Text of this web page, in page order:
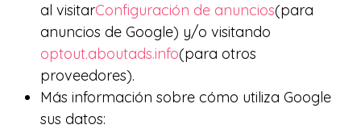
al visitarConfiguración de anuncios(para
anuncios de Google) y/o visitando
optout.aboutads.info(para otros
proveedores).
Más información sobre cómo utiliza Google
sus datos: